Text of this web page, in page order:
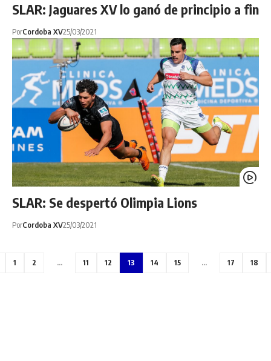
SLAR: Jaguares XV lo ganó de principio a fin
PorCordoba XV25/03/2021
SLAR: Se despertó Olimpia Lions
PorCordoba XV25/03/2021
1 2 … 11 12 13 14 15 … 17 18